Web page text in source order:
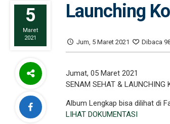
5
Maret
2021
Launching
Jum, 5 Maret 2021 Dibaca
Jumat, 05 Maret 2021
SENAM SEHAT & LAUNCHING
Album Lengkap bisa dilihat di
LIHAT DOKUMENTASI